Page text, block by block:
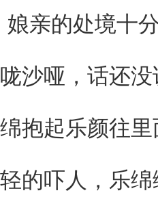
娘亲的处境十
哑，话还没
起乐颜往里
吓人，乐绵